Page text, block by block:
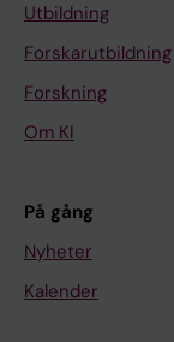
E
T
R
C
A
E
G
Utbildning
Forskarutbildning
Forskning
Om KI
På gång
Nyheter
Kalender